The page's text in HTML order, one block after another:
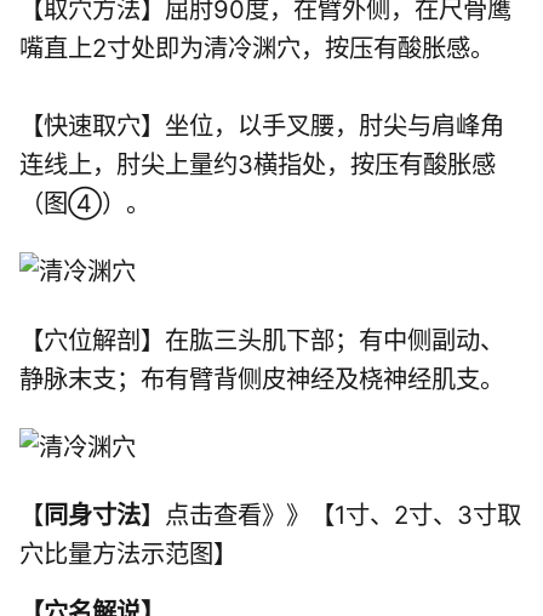
【取穴方法】屈肘90度，在臂外侧，在尺骨鹰
嘴直上2寸处即为清冷渊穴，按压有酸胀感。
【快速取穴】坐位，以手叉腰，肘尖与肩峰角
连线上，肘尖上量约3横指处，按压有酸胀感
（图④）。
【穴位解剖】在肱三头肌下部；有中侧副动、
静脉末支；布有臂背侧皮神经及桡神经肌支。
【同身寸法】点击查看》》【1寸、2寸、3寸取
穴比量方法示范图】